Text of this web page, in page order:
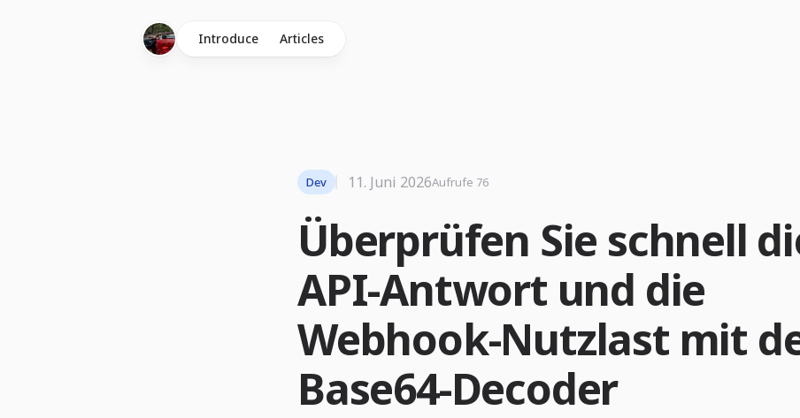
Introduce Articles
Überprüfen Sie schnell
API-Antwort und die
Webhook-Nutzlast mit
Base64-Decoder
Dev 11. Juni 2026Aufrufe 76